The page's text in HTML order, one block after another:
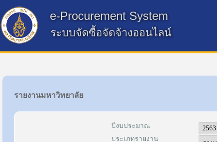
e-Procurement System
ระบบจัดซื้อจัดจ้างออนไลน์
รายงานมหาวิทยาลัย
ปีงบประมาณ
ประเภทรายงาน